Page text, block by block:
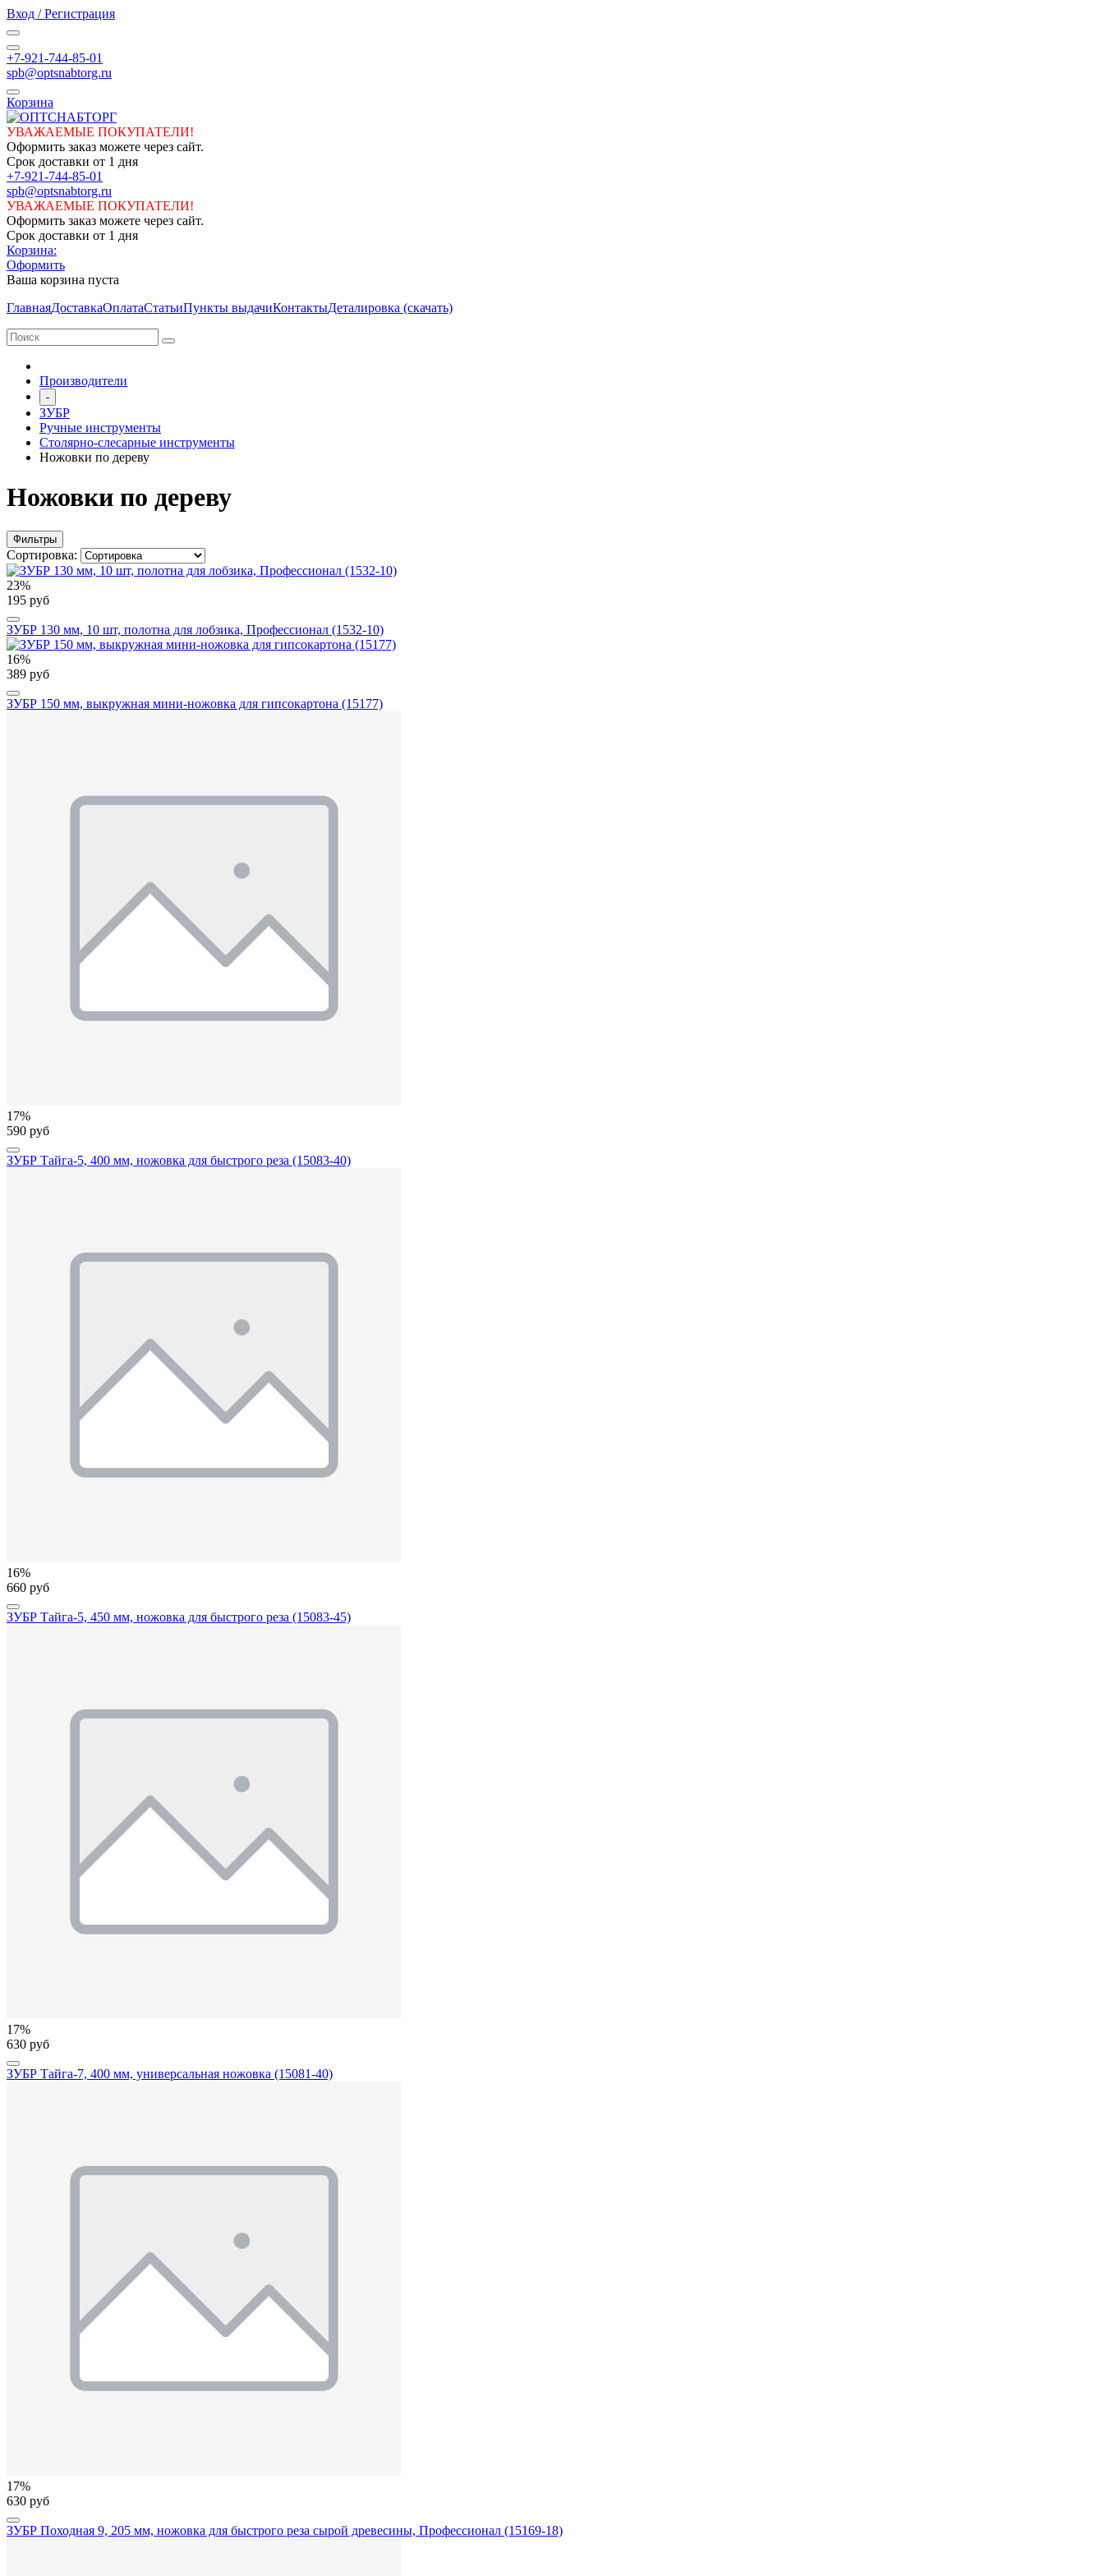
Вход / Регистрация
+7-921-744-85-01
spb@optsnabtorg.ru
Корзина
УВАЖАЕМЫЕ ПОКУПАТЕЛИ!
Оформить заказ можете через сайт.
Срок доставки от 1 дня
+7-921-744-85-01
spb@optsnabtorg.ru
УВАЖАЕМЫЕ ПОКУПАТЕЛИ!
Оформить заказ можете через сайт.
Срок доставки от 1 дня
Корзина:
Оформить
Ваша корзина пуста
ГлавнаяДоставкаОплатаСтатьиПункты выдачиКонтактыДеталировка (скачать)
Производители
-
ЗУБР
Ручные инструменты
Столярно-слесарные инструменты
Ножовки по дереву
Ножовки по дереву
Фильтры
Сортировка:
23%
195 руб
ЗУБР 130 мм, 10 шт, полотна для лобзика, Профессионал (1532-10)
16%
389 руб
ЗУБР 150 мм, выкружная мини-ножовка для гипсокартона (15177)
17%
590 руб
ЗУБР Тайга-5, 400 мм, ножовка для быстрого реза (15083-40)
16%
660 руб
ЗУБР Тайга-5, 450 мм, ножовка для быстрого реза (15083-45)
17%
630 руб
ЗУБР Тайга-7, 400 мм, универсальная ножовка (15081-40)
17%
630 руб
ЗУБР Походная 9, 205 мм, ножовка для быстрого реза сырой древесины, Профессионал (15169-18)